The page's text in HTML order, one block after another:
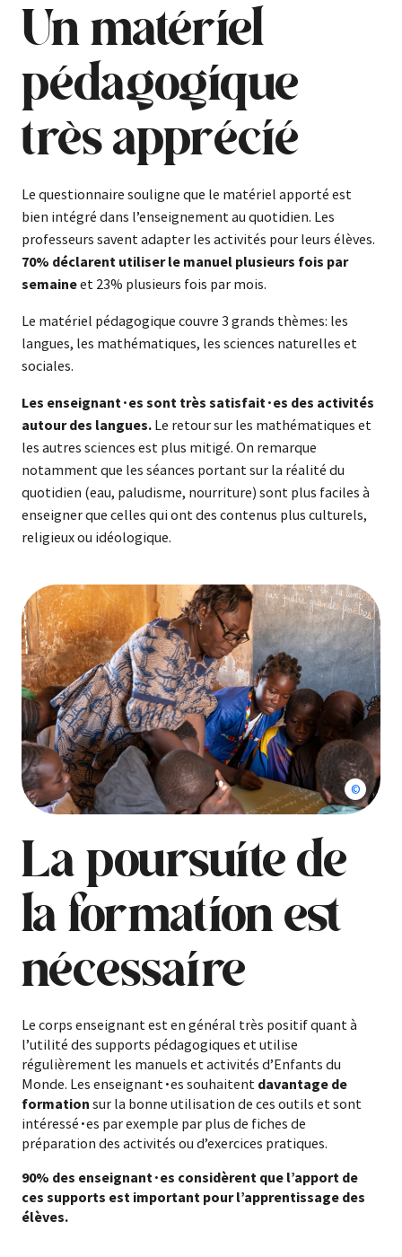
Un matériel
pédagogique
très apprécié
Le questionnaire souligne que le matériel apporté est
bien intégré dans l’enseignement au quotidien. Les
professeurs savent adapter les activités pour leurs élèves.
70% déclarent utiliser le manuel plusieurs fois par
semaineet 23% plusieurs fois par mois.
Le matériel pédagogique couvre 3 grands thèmes: les
langues, les mathématiques, les sciences naturelles et
sociales.
Les enseignant∙es sont très satisfait∙es des activités
autour des langues. Le retour sur les mathématiques et
les autres sciences est plus mitigé. On remarque
notamment que les séances portant sur la réalité du
quotidien (eau, paludisme, nourriture) sont plus faciles à
enseigner que celles qui ont des contenus plus culturels,
religieux ou idéologique.
Adrien
La poursuite de
la formation est
nécessaire
Le corps enseignant est en général très positif quant à
l’utilité des supports pédagogiques et utilise
régulièrement les manuels et activités d’Enfants du
Monde. Les enseignant∙es souhaitent davantage de
formation sur la bonne utilisation de ces outils et sont
intéressé ∙es par exemple par plus de fiches de
préparation des activités ou d’exercices pratiques.
90% des enseignant∙es considèrent que l’apport de
ces supports est important pour l’apprentissage des
élèves.